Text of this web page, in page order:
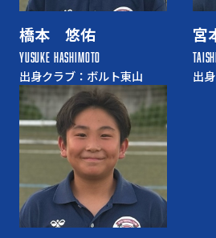
橋本 悠佑
YUSUKE HASHIMOTO
出身クラブ：ボルト東山
宮
出